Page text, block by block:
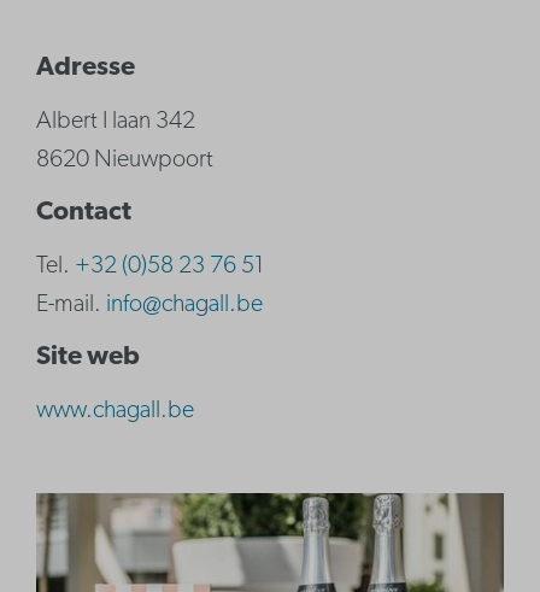
Adresse
Albert I laan 342
8620 Nieuwpoort
Contact
Tel. +32 (0)58 23 76 51
E-mail. info@chagall.be
Site web
www.chagall.be